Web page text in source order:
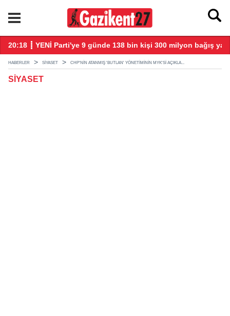
başladı
20:18 ┋ YENİ Parti'ye 9 günde 138 bin kişi 300 milyon bağış
HABERLER SIYASET CHP'NIN ATANMIŞ 'BUTLAN' YÖNETIMININ MYK'SI AÇIKLA...
SIYASET